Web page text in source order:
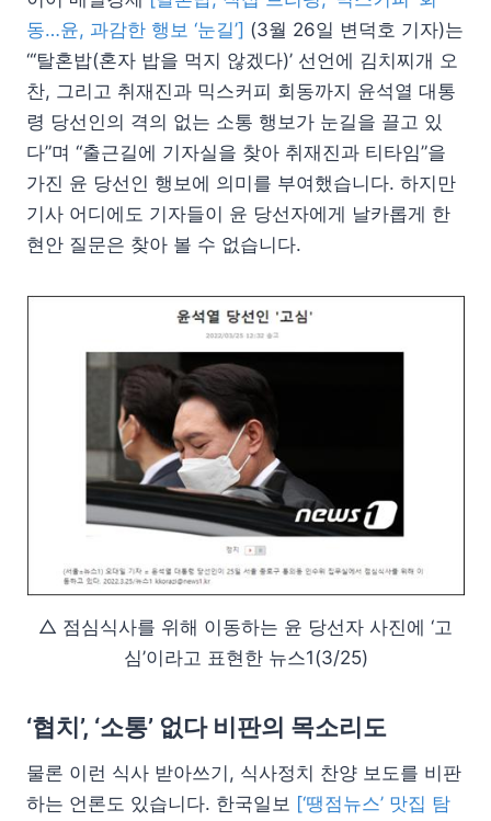
동…윤, 과감한 행보 ‘눈길’] (3월 26일 변덕호 기자)는
“‘탈혼밥(혼자 밥을 먹지 않겠다)’ 선언에 김치찌개 오
찬, 그리고 취재진과 믹스커피 회동까지 윤석열 대통
령 당선인의 격의 없는 소통 행보가 눈길을 끌고 있
다”며 “출근길에 기자실을 찾아 취재진과 티타임”을
가진 윤 당선인 행보에 의미를 부여했습니다. 하지만
기사 어디에도 기자들이 윤 당선자에게 날카롭게 한
현안 질문은 찾아 볼 수 없습니다.
△ 점심식사를 위해 이동하는 윤 당선자 사진에 ‘고
심’이라고 표현한 뉴스1(3/25)
‘협치’, ‘소통’ 없다 비판의 목소리도
물론 이런 식사 받아쓰기, 식사정치 찬양 보도를 비판
하는 언론도 있습니다. 한국일보 [‘땡점뉴스’ 맛집 탐